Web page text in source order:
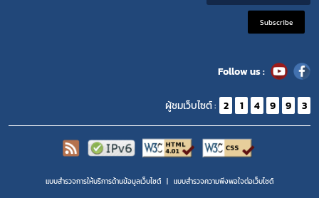
Subscribe
Follow us :
ผู้ชมเว็บไซต์ : 2 1 4 9 9 3
แบบสำรวจการให้บริการด้านข้อมูลเว็บไซต์ แบบสำรวจความพีงพอใจต่อเว็บไซต์